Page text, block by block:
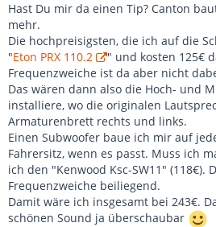
Hast Du mir da einen Tip? Canton
mehr.
Die hochpreisigsten, die ich auf die
"Eton PRX 110.2
" und kosten 125€
Frequenzweiche ist da aber nicht
Das wären dann also die Hoch- und
installiere, wo die originalen
Armaturenbrett rechts und links.
Einen Subwoofer baue ich mir auf
Fahrersitz, wenn es passt. Muss ich
ich den "Kenwood Ksc-SW11" (118€).
Frequenzweiche beiliegend.
Damit wäre ich insgesamt bei 243€.
schönen Sound ja überschaubar